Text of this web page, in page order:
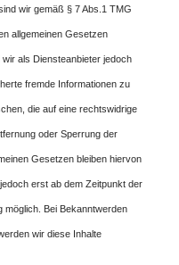
wir gemäß § 7 Abs.1 TMG
allgemeinen Gesetzen
als Diensteanbieter jedoch
fremde Informationen zu
die auf eine rechtswidrige
oder Sperrung der
Gesetzen bleiben hiervon
erst ab dem Zeitpunkt der
möglich. Bei Bekanntwerden
wir diese Inhalte